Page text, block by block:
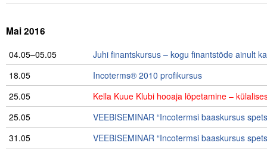
Mai 2016
04.05–05.05
Juhi finantskursus – kogu finantstõde ainult
18.05
Incoterms® 2010 profikursus
25.05
Kella Kuue Klubi hooaja lõpetamine –
25.05
VEEBISEMINAR “Incotermsi baaskursus
31.05
VEEBISEMINAR “Incotermsi baaskursus